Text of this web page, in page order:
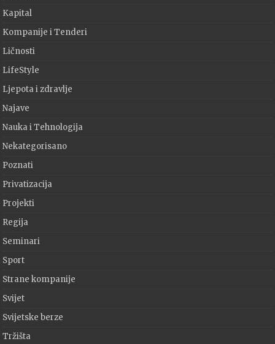
Kapital
Kompanije i Tenderi
Ličnosti
LifeStyle
Ljepota i zdravlje
Najave
Nauka i Tehnologija
Nekategorisano
Poznati
Privatizacija
Projekti
Regija
Seminari
Sport
Strane kompanije
Svijet
Svijetske berze
Tržišta